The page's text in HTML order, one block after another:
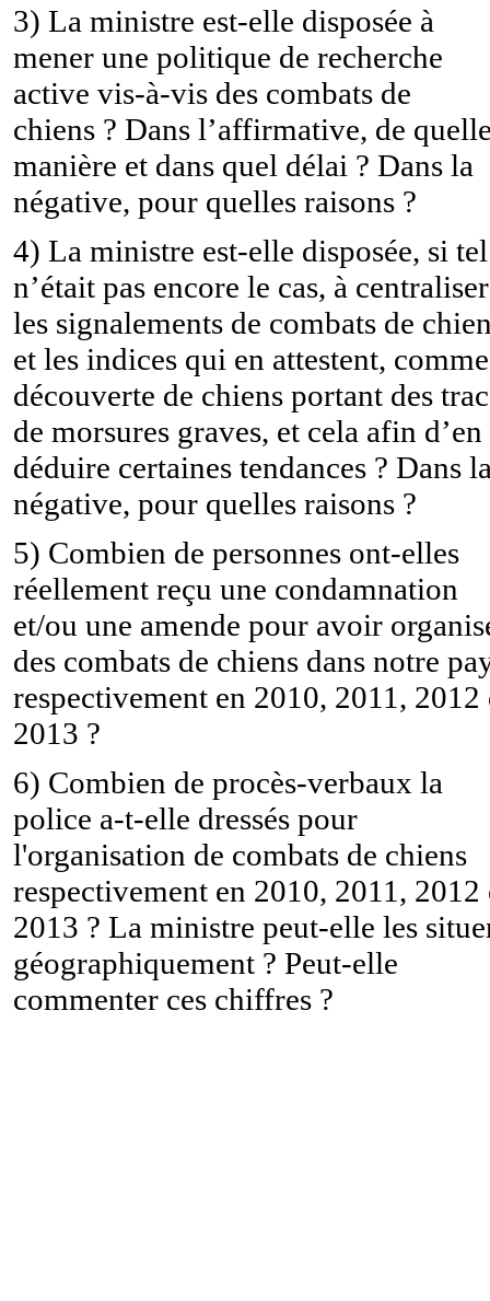
3) La ministre est-elle disposée à
mener une politique de recherche
active vis-à-vis des combats de
chiens ? Dans l’affirmative, de
manière et dans quel délai ? Dans la
négative, pour quelles raisons ?
4) La ministre est-elle disposée, si tel
n’était pas encore le cas, à centraliser
les signalements de combats de
et les indices qui en attestent,
découverte de chiens portant des
de morsures graves, et cela afin d’en
déduire certaines tendances ? Dans
négative, pour quelles raisons ?
5) Combien de personnes ont-elles
réellement reçu une condamnation
et/ou une amende pour avoir
des combats de chiens dans notre
respectivement en 2010, 2011, 2012
2013 ?
6) Combien de procès-verbaux la
police a-t-elle dressés pour
l'organisation de combats de chiens
respectivement en 2010, 2011, 2012
2013 ? La ministre peut-elle les
géographiquement ? Peut-elle
commenter ces chiffres ?